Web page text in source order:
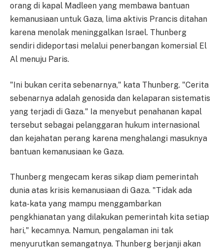
orang di kapal Madleen yang membawa bantuan
kemanusiaan untuk Gaza, lima aktivis Prancis ditahan
karena menolak meninggalkan Israel. Thunberg
sendiri dideportasi melalui penerbangan komersial El
Al menuju Paris.
"Ini bukan cerita sebenarnya," kata Thunberg. "Cerita
sebenarnya adalah genosida dan kelaparan sistematis
yang terjadi di Gaza." Ia menyebut penahanan kapal
tersebut sebagai pelanggaran hukum internasional
dan kejahatan perang karena menghalangi masuknya
bantuan kemanusiaan ke Gaza.
Thunberg mengecam keras sikap diam pemerintah
dunia atas krisis kemanusiaan di Gaza. "Tidak ada
kata-kata yang mampu menggambarkan
pengkhianatan yang dilakukan pemerintah kita setiap
hari," kecamnya. Namun, pengalaman ini tak
menyurutkan semangatnya. Thunberg berjanji akan